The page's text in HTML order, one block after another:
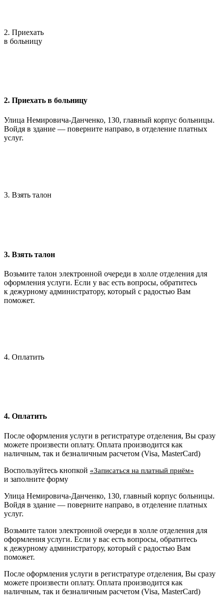
2. Приехать
в больницу
2. Приехать в больницу
Улица Немировича-Данченко, 130, главный корпус больницы.
Войдя в здание — поверните направо, в отделение платных
услуг.
3. Взять талон
3. Взять талон
Возьмите талон электронной очереди в холле отделения для
оформления услуги. Если у вас есть вопросы, обратитесь
к дежурному администратору, который с радостью Вам
поможет.
4. Оплатить
4. Оплатить
После оформления услуги в регистратуре отделения, Вы сразу
можете произвести оплату. Оплата производится как
наличным, так и безналичным расчетом (Visa, MasterCard)
Воспользуйтесь кнопкой «Записаться на платный приём»
и заполните форму
Улица Немировича-Данченко, 130, главный корпус больницы.
Войдя в здание — поверните направо, в отделение платных
услуг.
Возьмите талон электронной очереди в холле отделения для
оформления услуги. Если у вас есть вопросы, обратитесь
к дежурному администратору, который с радостью Вам
поможет.
После оформления услуги в регистратуре отделения, Вы сразу
можете произвести оплату. Оплата производится как
наличным, так и безналичным расчетом (Visa, MasterCard)